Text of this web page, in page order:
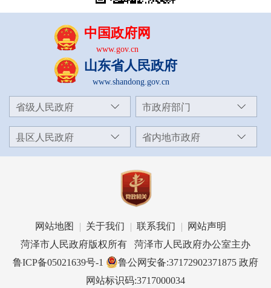
中国政府网
www.gov.cn
山东省人民政府
www.shandong.gov.cn
省级人民政府 市政府部门
县区人民政府 省内地市政府
网站地图 关于我们 联系我们
网站声明
菏泽市人民政府版权所有 菏泽市人民政府办公室主办
鲁ICP备05021639号-1
鲁公网安备:37172902371875 政府
网站标识码:3717000034